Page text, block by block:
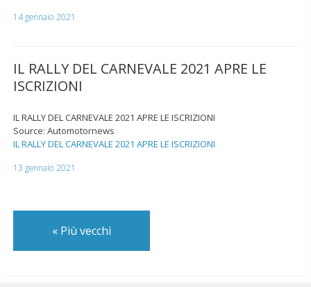
14 gennaio 2021
IL RALLY DEL CARNEVALE 2021 APRE LE
ISCRIZIONI
IL RALLY DEL CARNEVALE 2021 APRE LE ISCRIZIONI
Source: Automotornews
IL RALLY DEL CARNEVALE 2021 APRE LE ISCRIZIONI
13 gennaio 2021
«Più vecchi